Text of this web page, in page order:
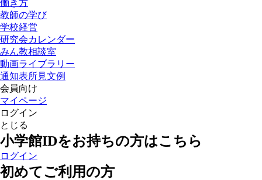
働き方
教師の学び
学校経営
研究会カレンダー
みん教相談室
動画ライブラリー
通知表所見文例
会員向け
マイページ
ログイン
とじる
小学館IDをお持ちの方はこちら
ログイン
初めてご利用の方